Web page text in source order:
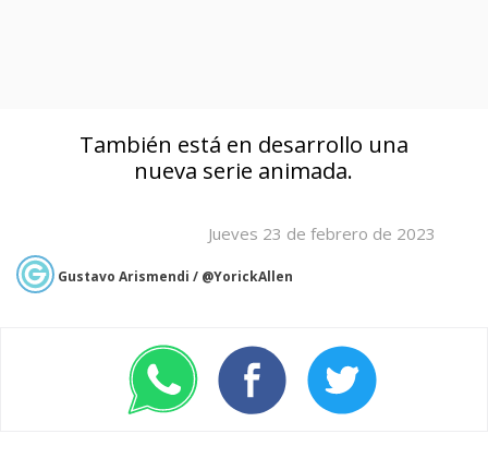
También está en desarrollo una
nueva serie animada.
Jueves 23 de febrero de 2023
Gustavo Arismendi / @YorickAllen